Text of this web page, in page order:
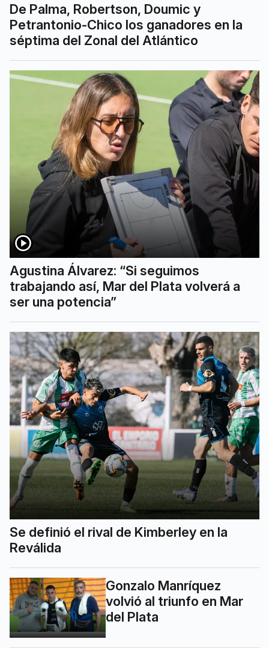
De Palma, Robertson, Doumic y
Petrantonio-Chico los ganadores en la
séptima del Zonal del Atlántico
Agustina Álvarez: “Si seguimos
trabajando así, Mar del Plata volverá a
ser una potencia”
Se definió el rival de Kimberley en la
Reválida
Gonzalo Manríquez
volvió al triunfo en Mar
del Plata